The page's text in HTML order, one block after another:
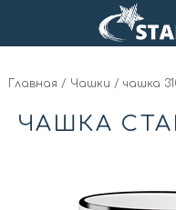
Главная / Чашки / чашка
ЧАШКА